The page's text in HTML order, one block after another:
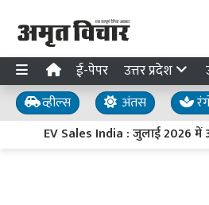
ई-पेपर उत्तर प्रदेश
व्हील्स अंतस
EV Sales India : जुलाई 2026 में